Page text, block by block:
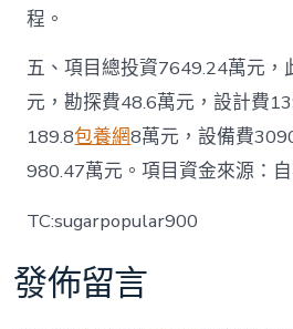
程。
五、項目總投資7649.24萬元，
元，勘探費48.6萬元，設計費
189.8包養網8萬元，設備費
980.47萬元。項目資金來源：
TC:sugarpopular900
發佈留言